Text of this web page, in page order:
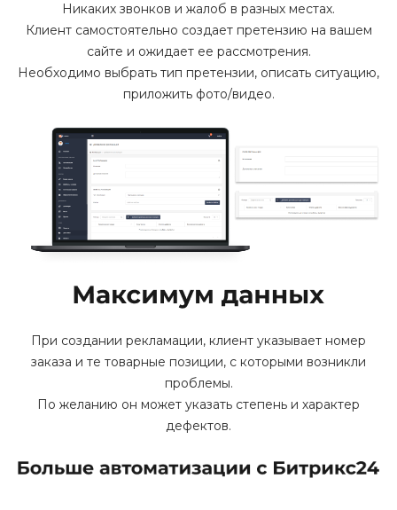
Никаких звонков и жалоб в разных местах.
Клиент самостоятельно создает претензию на вашем
сайте и ожидает ее рассмотрения.
Необходимо выбрать тип претензии, описать ситуацию,
приложить фото/видео.
При создании рекламации, клиент указывает номер
заказа и те товарные позиции, с которыми возникли
проблемы.
По желанию он может указать степень и характер
дефектов.